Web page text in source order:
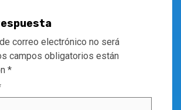
correo electrónico no será
campos obligatorios están
*